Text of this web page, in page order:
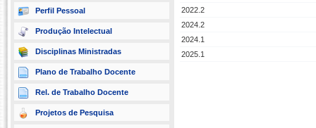
Perfil Pessoal
Produção Intelectual
Disciplinas Ministradas
Plano de Trabalho Docente
Rel. de Trabalho Docente
Projetos de Pesquisa
2022.2
2024.2
2024.1
2025.1